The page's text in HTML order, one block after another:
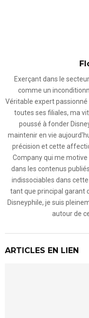
Exerçant dans le
comme un
Véritable expert
toutes ses filiales, ma
poussé à fonder
maintenir en vie
précision et cette
Company qui me
dans les contenus
indissociables dans
tant que principal garant
Disneyphile, je suis
autour de
ARTICLES EN LIEN